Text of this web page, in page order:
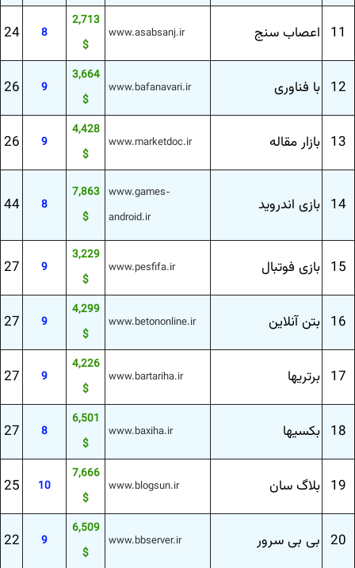
11 اعصاب سنج www.asabsanj.ir
2,713
$
8
24
12 با فناوری www.bafanavari.ir
3,664
$
9
26
13 بازار مقاله www.marketdoc.ir
4,428
$
9
26
14 بازی اندروید
www.games-
android.ir
7,863
$
8
44
15 بازی فوتبال www.pesfifa.ir
3,229
$
9
27
16 بتن آنلاین www.betononline.ir
4,299
$
9
27
17 برتریها www.bartariha.ir
4,226
$
9
27
18 بكسیها www.baxiha.ir
6,501
$
8
27
19 بلاگ سان www.blogsun.ir
7,666
$
10
25
20 بی بی سرور www.bbserver.ir
6,509
$
9
22